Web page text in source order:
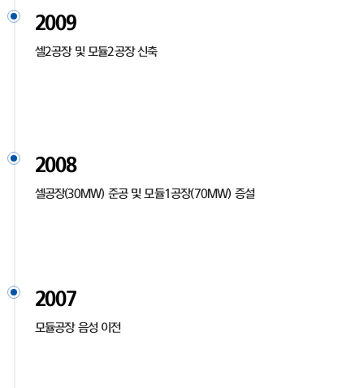
2009
셀2공장 및 모듈2공장 신축
2008
셀공장(30MW) 준공 및 모듈1공장(70MW) 증설
2007
모듈공장 음성 이전